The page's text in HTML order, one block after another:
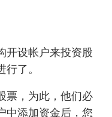
开设帐户来投资股
了。
票，为此，他们必
中添加资金后，您